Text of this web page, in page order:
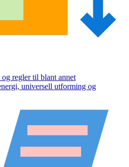
regler til blant annet
universell utforming og